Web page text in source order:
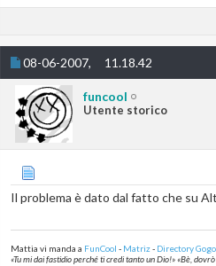
08-06-2007, 11.18.42
funcool
Utente storico
Il problema è dato dal fatto che su
Mattia vi manda a FunCool - Matriz- Directory
«Tu mi dai fastidio perché ti credi tanto un Dio!» «Bè,